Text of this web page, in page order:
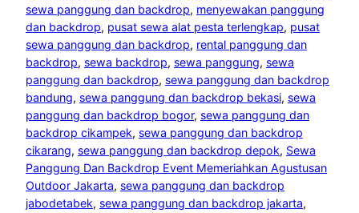
sewa panggung dan backdrop, menyewakan panggung
dan backdrop, pusat sewa alat pesta terlengkap, pusat
sewa panggung dan backdrop, rental panggung dan
backdrop, sewa backdrop, sewa panggung, sewa
panggung dan backdrop, sewa panggung dan backdrop
bandung, sewa panggung dan backdrop bekasi, sewa
panggung dan backdrop bogor, sewa panggung dan
backdrop cikampek, sewa panggung dan backdrop
cikarang, sewa panggung dan backdrop depok, Sewa
Panggung Dan Backdrop Event Memeriahkan Agustusan
Outdoor Jakarta, sewa panggung dan backdrop
jabodetabek, sewa panggung dan backdrop jakarta